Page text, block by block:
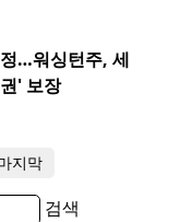
…워싱턴주, 세
' 보장
지막
검색